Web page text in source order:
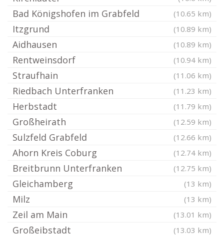
Bad Königshofen im Grabfeld (10.65 km)
Itzgrund (10.89 km)
Aidhausen (10.89 km)
Rentweinsdorf (10.94 km)
Straufhain (11.06 km)
Riedbach Unterfranken (11.23 km)
Herbstadt (11.79 km)
Großheirath (12.59 km)
Sulzfeld Grabfeld (12.66 km)
Ahorn Kreis Coburg (12.74 km)
Breitbrunn Unterfranken (12.75 km)
Gleichamberg (13 km)
Milz (13 km)
Zeil am Main (13.01 km)
Großeibstadt (13.03 km)